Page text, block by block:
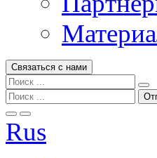
Связаться с нами
Rus